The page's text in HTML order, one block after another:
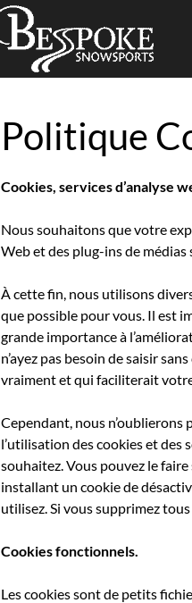
Politique
Cookies, services d’analyse
Nous souhaitons que votre
Web et des plug-ins de médias
À cette fin, nous utilisons
que possible pour vous. Il est
grande importance à
n’ayez pas besoin de saisir
vraiment et qui faciliterait
Cependant, nous
l’utilisation des cookies et des
souhaitez. Vous pouvez le
installant un cookie de
utilisez. Si vous supprimez
Cookies fonctionnels.
Les cookies sont de petits